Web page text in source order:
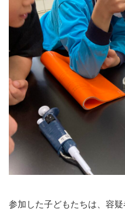
参加した子どもたちは、容